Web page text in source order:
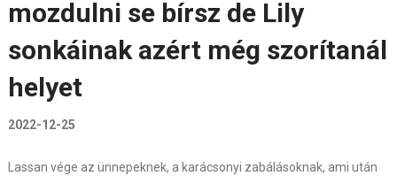
mozdulni se bírsz de Lily
sonkáinak azért még szorítanál
helyet
2022-12-25
Lassan vége az ünnepeknek, a karácsonyi zabálásoknak, ami után